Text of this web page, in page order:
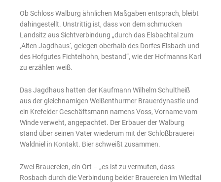
Ob Schloss Walburg ähnlichen Maßgaben entsprach, bleibt
dahingestellt. Unstrittig ist, dass von dem schmucken
Landsitz aus Sichtverbindung „durch das Elsbachtal zum
‚Alten Jagdhaus‘, gelegen oberhalb des Dorfes Elsbach und
des Hofgutes Fichtelhohn, bestand“, wie der Hofmanns Karl
zu erzählen weiß.
Das Jagdhaus hatten der Kaufmann Wilhelm Schultheiß
aus der gleichnamigen Weißenthurmer Brauerdynastie und
ein Krefelder Geschäftsmann namens Voss, Vorname vom
Winde verweht, angepachtet. Der Erbauer der Walburg
stand über seinen Vater wiederum mit der Schloßbrauerei
Waldniel in Kontakt. Bier schweißt zusammen.
Zwei Brauereien, ein Ort – „es ist zu vermuten, dass
Rosbach durch die Verbindung beider Brauereien im Wiedtal